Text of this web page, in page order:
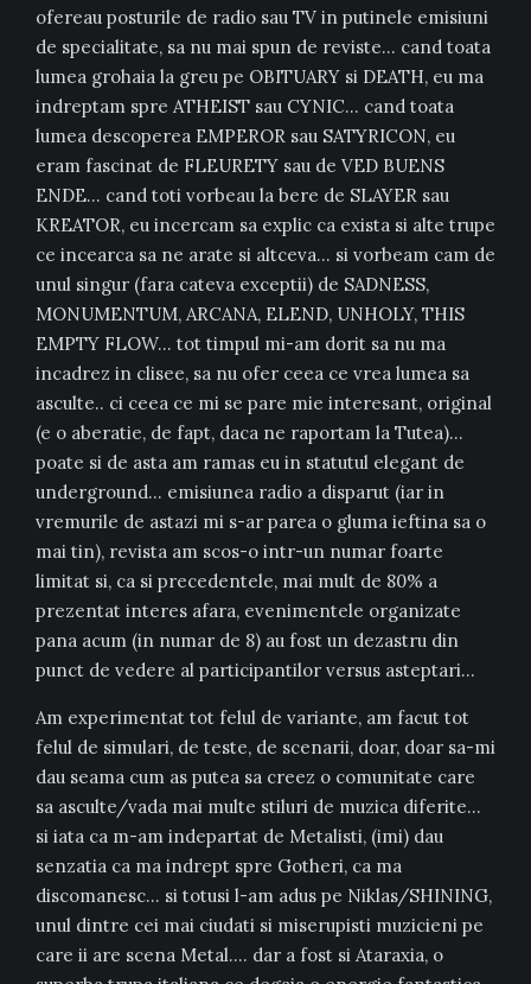
ofereau posturile de radio sau TV in putinele emisiuni
de specialitate, sa nu mai spun de reviste… cand toata
lumea grohaia la greu pe OBITUARY si DEATH, eu ma
indreptam spre ATHEIST sau CYNIC… cand toata
lumea descoperea EMPEROR sau SATYRICON, eu
eram fascinat de FLEURETY sau de VED BUENS
ENDE… cand toti vorbeau la bere de SLAYER sau
KREATOR, eu incercam sa explic ca exista si alte trupe
ce incearca sa ne arate si altceva… si vorbeam cam de
unul singur (fara cateva exceptii) de SADNESS,
MONUMENTUM, ARCANA, ELEND, UNHOLY, THIS
EMPTY FLOW… tot timpul mi-am dorit sa nu ma
incadrez in clisee, sa nu ofer ceea ce vrea lumea sa
asculte.. ci ceea ce mi se pare mie interesant, original
(e o aberatie, de fapt, daca ne raportam la Tutea)…
poate si de asta am ramas eu in statutul elegant de
underground… emisiunea radio a disparut (iar in
vremurile de astazi mi s-ar parea o gluma ieftina sa o
mai tin), revista am scos-o intr-un numar foarte
limitat si, ca si precedentele, mai mult de 80% a
prezentat interes afara, evenimentele organizate
pana acum (in numar de 8) au fost un dezastru din
punct de vedere al participantilor versus asteptari…
Am experimentat tot felul de variante, am facut tot
felul de simulari, de teste, de scenarii, doar, doar sa-mi
dau seama cum as putea sa creez o comunitate care
sa asculte/vada mai multe stiluri de muzica diferite…
si iata ca m-am indepartat de Metalisti, (imi) dau
senzatia ca ma indrept spre Gotheri, ca ma
discomanesc… si totusi l-am adus pe Niklas/SHINING,
unul dintre cei mai ciudati si miserupisti muzicieni pe
care ii are scena Metal…. dar a fost si Ataraxia, o